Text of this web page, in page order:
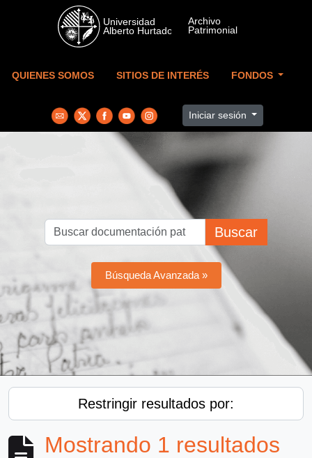
Skip to main content
QUIENES SOMOS SITIOS DE INTERÉS FONDOS
Iniciar sesión
Buscar
Búsqueda Avanzada »
Restringir resultados por:
Mostrando 1 resultados